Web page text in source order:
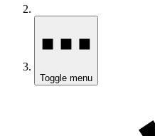
Toggle menu